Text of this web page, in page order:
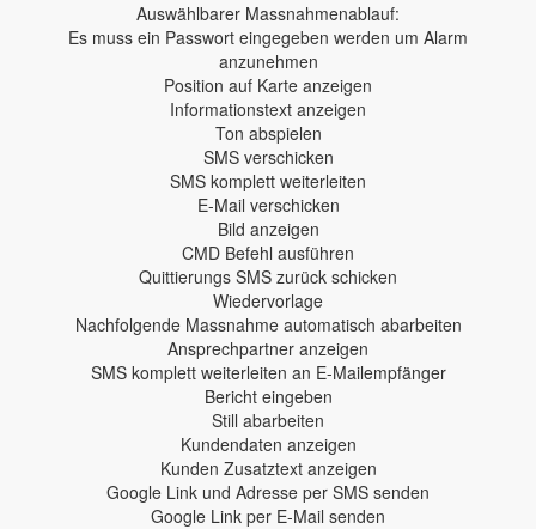
Auswählbarer Massnahmenablauf:
Es muss ein Passwort eingegeben werden um Alarm
anzunehmen
Position auf Karte anzeigen
Informationstext anzeigen
Ton abspielen
SMS verschicken
SMS komplett weiterleiten
E-Mail verschicken
Bild anzeigen
CMD Befehl ausführen
Quittierungs SMS zurück schicken
Wiedervorlage
Nachfolgende Massnahme automatisch abarbeiten
Ansprechpartner anzeigen
SMS komplett weiterleiten an E-Mailempfänger
Bericht eingeben
Still abarbeiten
Kundendaten anzeigen
Kunden Zusatztext anzeigen
Google Link und Adresse per SMS senden
Google Link per E-Mail senden